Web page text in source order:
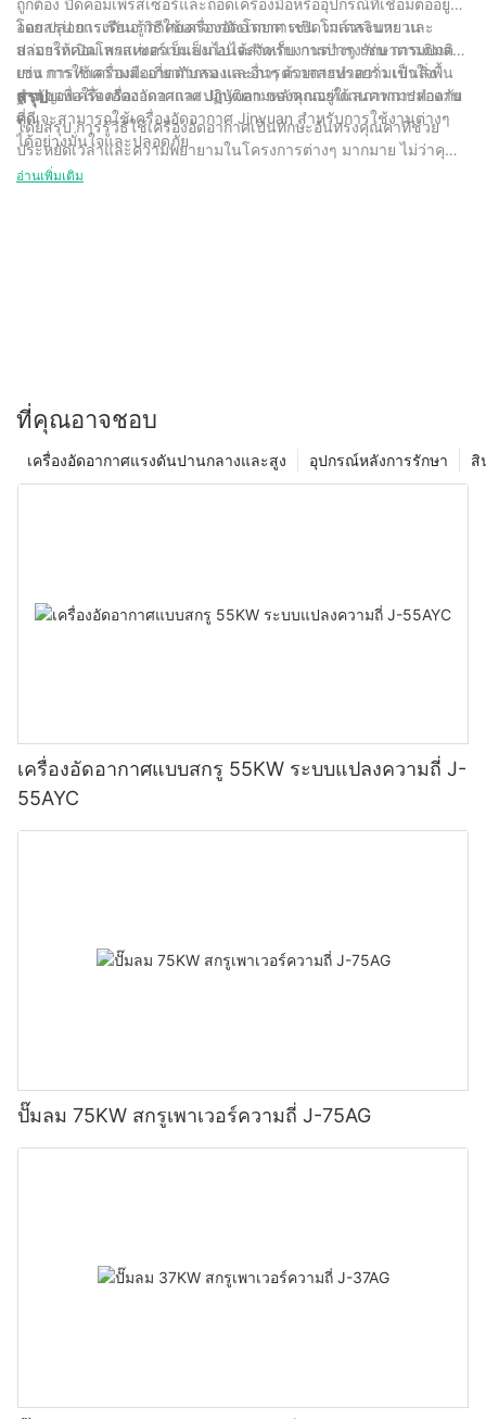
ออก ปล่อยแรงดันอากาศออกจากถังโดยการเปิดวาล์วระบาย และ
ปล่อยให้คอมเพรสเซอร์เย็นลงก่อนจะจัดเก็บ การบำรุงรักษาตามปกติ
เช่น การทำความสะอาดตัวกรองและการตรวจสอบรอยรั่ว เป็นสิ่ง
สำคัญเพื่อให้เครื่องอัดอากาศ Jinyuan ของคุณอยู่ในสภาพการทำงาน
ที่ดี
โดยสรุป การเรียนรู้วิธีใช้เครื่องอัดอากาศ เช่น โมเดลจินหยวน
สามารถเปิดโลกแห่งความเป็นไปได้สำหรับงานต่างๆ เช่น การเติมลม
ยาง การใช้เครื่องมือเกี่ยวกับลม และอื่นๆ ด้วยการทำความเข้าใจพื้น
ฐานของเครื่องอัดอากาศและปฏิบัติตามหลักเกณฑ์ด้านความปลอดภัย
คุณจะสามารถใช้เครื่องอัดอากาศ Jinyuan สำหรับการใช้งานต่างๆ
ได้อย่างมั่นใจและปลอดภัย
สรุป
โดยสรุป การรู้วิธีใช้เครื่องอัดอากาศเป็นทักษะอันทรงคุณค่าที่ช่วย
ประหยัดเวลาและความพยายามในโครงการต่างๆ มากมาย ไม่ว่าคุณ
จะเป็นผู้รับเหมามืออาชีพหรือผู้ที่ชื่นชอบงาน DIY ในฐานะบริษัทที่มี
อ่านเพิ่มเติม
ที่คุณอาจชอบ
สิ
อุปกรณ์หลังการรักษา
เครื่องอัดอากาศแรงดันปานกลางและสูง
เครื่องอัดอากาศแบบสกรู 55KW ระบบแปลงความถี่ J-
55AYC
ปั๊มลม 75KW สกรูเพาเวอร์ความถี่ J-75AG